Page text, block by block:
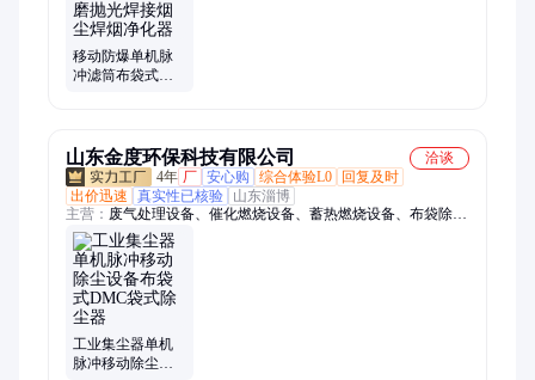
纹、塑料快拆
移动防爆单机脉
冲滤筒布袋式除
山东金度环保科技有限公司
洽谈
4年 厂 安心购 综合体验L0
回复及时
出价迅速
真实性已核验
山东淄博
主营： 废气处理设备、催化燃烧设备、蓄热燃烧设备、布袋除尘
器、袋式除尘器、脉冲除尘器、旋风除尘器、脉冲布袋除尘器、
单机脉冲袋式除尘器、气箱式脉冲布袋除尘器、HD单机袋式除
尘器、CLT多筒旋风除尘器、木工除尘器、旋转式燃烧设备、脱
硫设备、脱硝设备、活性炭吸附设备、喷淋塔、旋转式RTO、
RTO蓄热式焚烧炉、催化燃烧有机废气处理、活性炭吸附箱
工业集尘器单机
脉冲移动除尘设